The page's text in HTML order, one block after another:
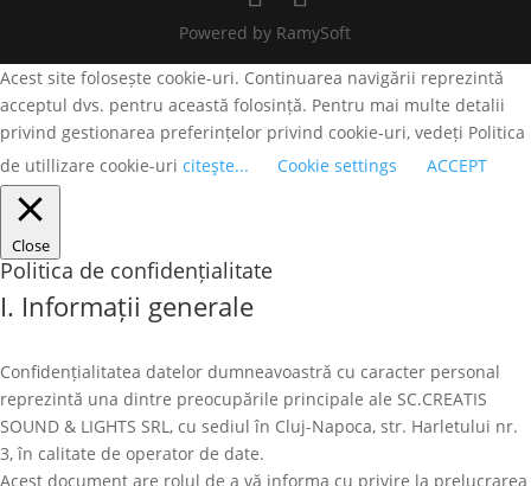
Powered by RamySoft
Acest site folosește cookie-uri. Continuarea navigării reprezintă
acceptul dvs. pentru această folosință. Pentru mai multe detalii
privind gestionarea preferințelor privind cookie-uri, vedeți Politica
de utillizare cookie-uri citeşte... Cookie settings ACCEPT
Close
Politica de confidențialitate
I. Informații generale
Confidențialitatea datelor dumneavoastră cu caracter personal
reprezintă una dintre preocupările principale ale SC.CREATIS
SOUND & LIGHTS SRL, cu sediul în Cluj-Napoca, str. Harletului nr.
3, în calitate de operator de date.
Acest document are rolul de a vă informa cu privire la prelucrarea